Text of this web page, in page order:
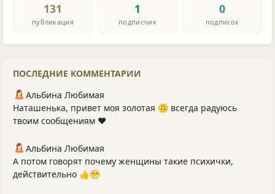
131
публикация
1
подписчик
0
подписок
ПОСЛЕДНИЕ КОММЕНТАРИИ
Альбина Любимая
Наташенька, привет моя золотая 🙃 всегда радуюсь
твоим сообщениям ❤️
Альбина Любимая
А потом говорят почему женщины такие психички,
действительно 👍😁